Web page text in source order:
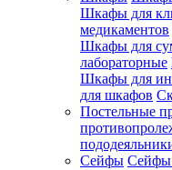
Шкафы для
медикаментов
Шкафы для
лабораторные
Шкафы для
для шкафов
Постельные
Сейфы Сейфы